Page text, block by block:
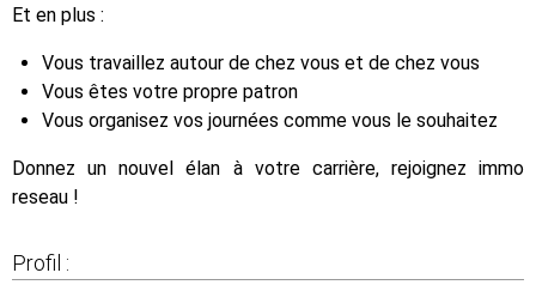
Et en plus :
Vous travaillez autour de chez vous et de chez vous
Vous êtes votre propre patron
Vous organisez vos journées comme vous le souhaitez
Donnez un nouvel élan à votre carrière, rejoignez immo
reseau !
Profil :